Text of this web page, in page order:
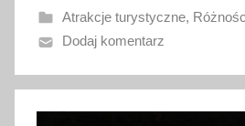
a
n
1
6
Atrakcje turystyczne,
Dodaj komentarz